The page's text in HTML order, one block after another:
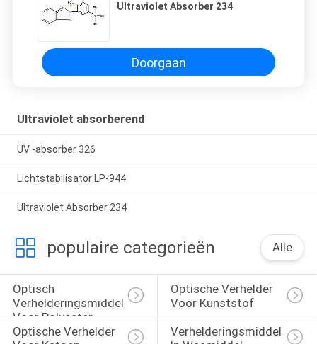
Ultraviolet Absorber 234
Doorgaan
Ultraviolet absorberend
UV -absorber 326
Lichtstabilisator LP-944
Ultraviolet Absorber 234
populaire categorieën Alle
Optisch
Verhelderingsmiddel
Voor Polyester
Optische Verhelder
Voor Kunststof
Optische Verhelder
Verhelderingsmiddelen